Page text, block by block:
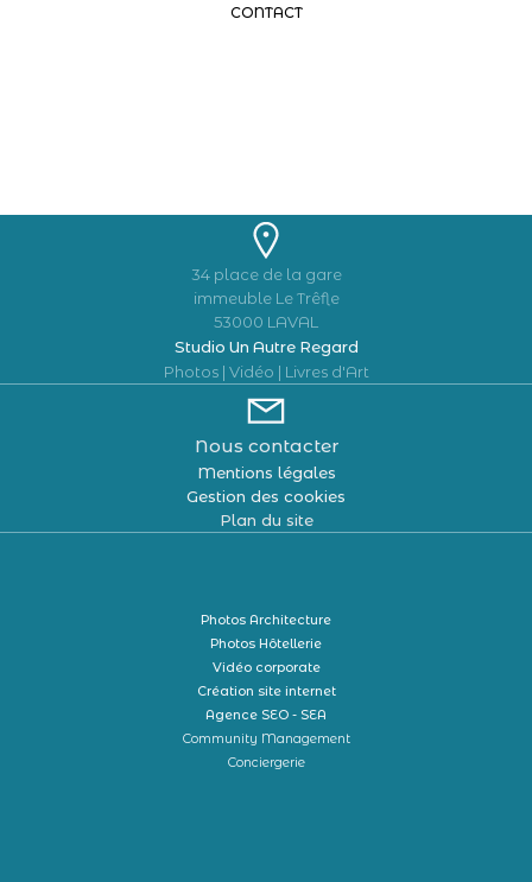
CONTACT
34 place de la gare
immeuble Le Trêfle
53000 LAVAL
Studio Un Autre Regard
Photos | Vidéo | Livres d'Art
Nous contacter
Mentions légales
Gestion des cookies
Plan du site
Photos Architecture
Photos Hôtellerie
Vidéo corporate
Création site internet
Agence SEO - SEA
Community Management
Conciergerie